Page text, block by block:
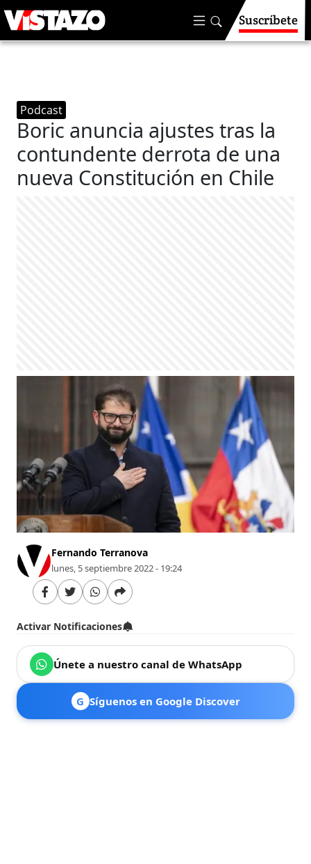
Suscríbete
Podcast
Boric anuncia ajustes tras la
contundente derrota de una
nueva Constitución en Chile
Fernando Terranova
lunes, 5 septiembre 2022 - 19:24
Activar Notificaciones
Únete a nuestro canal de WhatsApp
G Síguenos en Google Discover